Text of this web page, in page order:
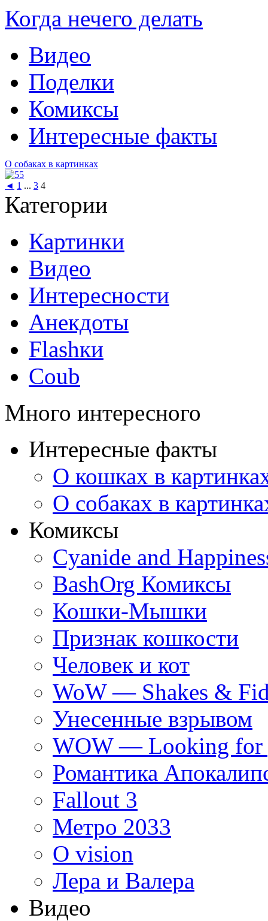
Когда нечего делать
Видео
Поделки
Комиксы
Интересные факты
О собаках в картинках
◄ 1 ... 3 4
Категории
Картинки
Видео
Интересности
Анекдоты
Flashки
Coub
Много интересного
Интересные факты
О кошках в
О собаках в
Комиксы
Cyanide and
BashOrg Комиксы
Кошки-Мышки
Признак кошкости
Человек и кот
WoW — Shakes &
Унесенные взрывом
WOW — Looking for
Романтика
Fallout 3
Метро 2033
O vision
Лера и Валера
Видео